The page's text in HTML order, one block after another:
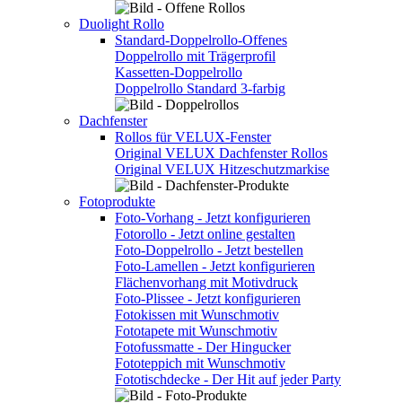
Duolight Rollo
Standard-Doppelrollo-Offenes
Doppelrollo mit Trägerprofil
Kassetten-Doppelrollo
Doppelrollo Standard 3-farbig
Dachfenster
Rollos für VELUX-Fenster
Original VELUX Dachfenster Rollos
Original VELUX Hitzeschutzmarkise
Fotoprodukte
Foto-Vorhang - Jetzt konfigurieren
Fotorollo - Jetzt online gestalten
Foto-Doppelrollo - Jetzt bestellen
Foto-Lamellen - Jetzt konfigurieren
Flächenvorhang mit Motivdruck
Foto-Plissee - Jetzt konfigurieren
Fotokissen mit Wunschmotiv
Fototapete mit Wunschmotiv
Fotofussmatte - Der Hingucker
Fototeppich mit Wunschmotiv
Fototischdecke - Der Hit auf jeder Party